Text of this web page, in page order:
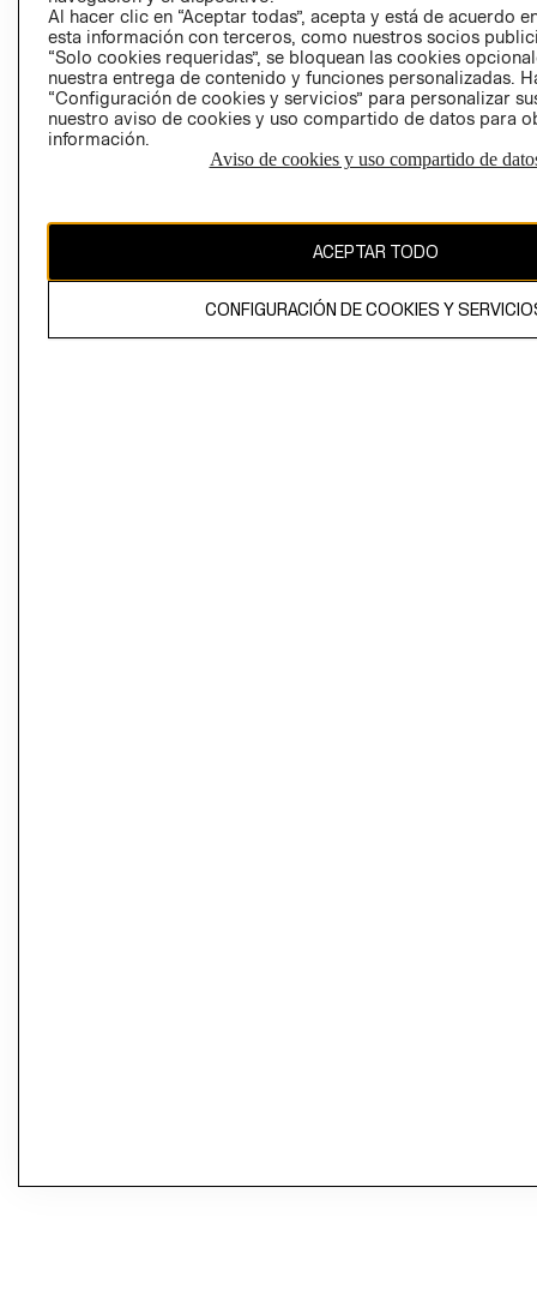
El contenido de esta página web está protegido por copyright y es
Al hacer clic en “Aceptar todas”, acepta y está de acuerdo
esta información con terceros, como nuestros socios
“Solo cookies requeridas”, se bloquean las cookies
nuestra entrega de contenido y funciones personalizadas.
“Configuración de cookies y servicios” para personalizar
nuestro aviso de cookies y uso compartido de datos para
información.
Aviso de cookies y uso compartido de
ACEPTAR TODO
CONFIGURACIÓN DE COOKIES Y